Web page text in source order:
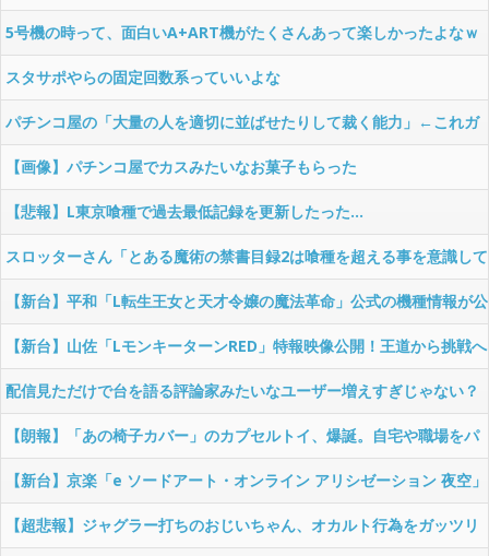
5号機の時って、面白いA+ART機がたくさんあって楽しかったよなｗ
ｗｗ
スタサポやらの固定回数系っていいよな
パチンコ屋の「大量の人を適切に並ばせたりして裁く能力」←これガ
チで凄いよなｗｗｗ
【画像】パチンコ屋でカスみたいなお菓子もらった
【悲報】L東京喰種で過去最低記録を更新したった…
スロッターさん「とある魔術の禁書目録2は喰種を超える事を意識して
作ってるだけあって、演出・ゲーム性は東京喰種よりも良い」
【新台】平和「L転生王女と天才令嬢の魔法革命」公式の機種情報が公
開！Wヒロインでボーナスループ革命！
【新台】山佐「LモンキーターンRED」特報映像公開！王道から挑戦へ
配信見ただけで台を語る評論家みたいなユーザー増えすぎじゃない？
金も使わずネガキャンって害悪だろ
【朗報】「あの椅子カバー」のカプセルトイ、爆誕。自宅や職場をパ
チンコ屋にしちゃおうｗｗｗ
【新台】京楽「e ソードアート・オンライン アリシゼーション 夜空」
感想・評判・まとめ！話題のフェアスタート、原作ファンから評価さ
【超悲報】ジャグラー打ちのおじいちゃん、オカルト行為をガッツリ